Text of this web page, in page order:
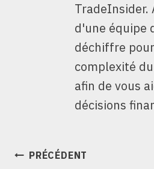
TradeInsider.
d'une équipe
déchiffre
complexité
afin de vous
décisions
NAVIGATION
PRÉCÉDENT